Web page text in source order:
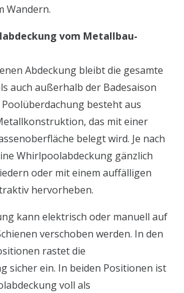
Wandern.
vom Metallbau-
Abdeckung bleibt die gesamte
auch außerhalb der Badesaison
besteht aus
das mit einer
belegt wird. Je nach
Whirlpoolabdeckung gänzlich
oder mit einem auffälligen
hervorheben.
kann elektrisch oder manuell auf
verschoben werden. In den
rastet die
sicher ein. In beiden Positionen ist
voll als